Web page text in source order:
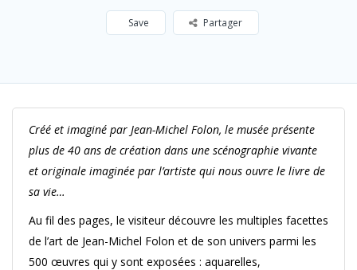
Save Partager
Créé et imaginé par Jean-Michel Folon, le musée présente
plus de 40 ans de création dans une scénographie vivante
et originale imaginée par l’artiste qui nous ouvre le livre de
sa vie…
Au fil des pages, le visiteur découvre les multiples facettes
de l’art de Jean-Michel Folon et de son univers parmi les
500 œuvres qui y sont exposées : aquarelles,